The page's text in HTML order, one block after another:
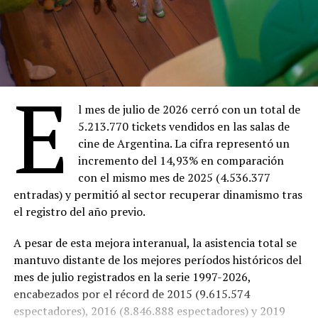
20:30 –
Facultad(Entrada gratuita)
Sábado 8
18:30 –
Ahí donde no estás(Entrada $4.000)
20:30 –
The Thing
(Entrada $4.000)
Domingo 9
18:00 –Ahí donde no estás(Entrada $4.000)
20:00 –Dios y el diablo en la tierra del solen 16
mm ($Entrada 4.000)
Lunes 10
18:30 –Ahí donde no estás (Entrada $4.000)
20:30 –Marcado para matar(Entrada gratuita)
18:30 –Ahí donde no estás(Entrada $4.000)
20:30 –Trilogy of Terror(Entrada $4.000)
Miércoles 12
18:30 –Ahí donde no estás($Entrada 4.000)
E
l mes de julio de 2026 cerró con un total de
5.213.770 tickets vendidos en las salas de
cine de Argentina. La cifra representó un
incremento del 14,93% en comparación
con el mismo mes de 2025 (4.536.377
entradas) y permitió al sector recuperar dinamismo tras
el registro del año previo.
A pesar de esta mejora interanual, la asistencia total se
mantuvo distante de los mejores períodos históricos del
mes de julio registrados en la serie 1997-2026,
encabezados por el récord de 2015 (9.615.574
espectadores), 2016 (8.846.888 espectadores) y 2019